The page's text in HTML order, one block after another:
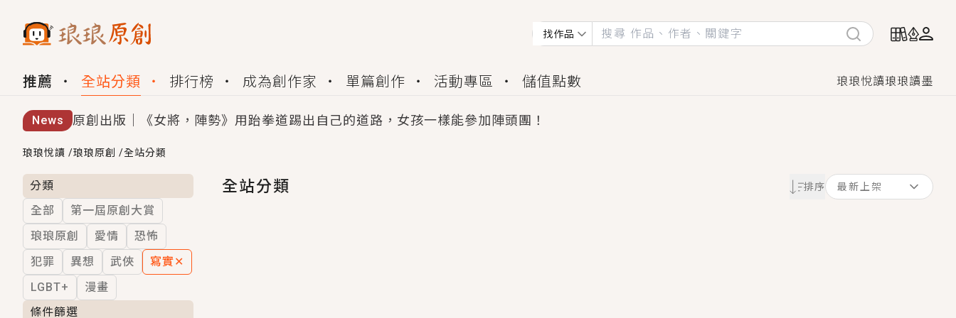
找作品
推薦 全站分類 排行榜 成為創作家 單篇創作 活動專區 儲值點數 琅琅悅讀琅琅讀墨
News 原創出版｜《女將，陣勢》用跆拳道踢出自己的道路，女孩一樣能參加陣頭團！
創,作家招募｜華文小說創作首選！有機會獲得豐富廣宣資源、專屬服務與獨享福利！
小編心動書單｜《離婚你提的，二婚嫁大佬，你哭什麼？》追妻火葬場！前夫失憶移情別戀，她頭也不回找新歡，他居然還後悔了？
GL｜《夏日與檸檬與重疊世界》炎熱的夏日、檸檬的香氣、互相愛慕的兩位少女，今夏最推純愛GL漫畫！
BL｜《費洛蒙中毒》救命！特殊費洛蒙體質世界觀，無法抗拒的吸引力，已中毒Σ>―(〃°ω°〃)♡→
OMG你嚇到我了｜《陰陽鬼店》上班族買了房子模型，但現實中買下的竟是屬於他的停屍櫃？！
言情｜《國語推行員》每個人心中都有一個連自己也無法改變的永恆， 他的一生將不由自主追逐著她……
琅琅悅讀 /琅琅原創 /全站分類
分類
全部
第一屆原創大賞
琅琅原創
愛情
恐怖
犯罪
異想 武俠 寫實✕
LGBT+
漫畫
條件篩選
全站分類 排序 最新上架